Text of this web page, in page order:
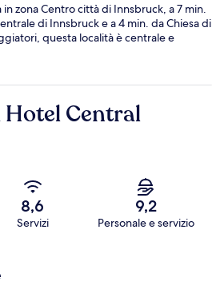
zona Centro città di Innsbruck, a 7 min.
di Innsbruck e a 4 min. da Chiesa di
questa località è centrale e
Hotel Central
8,6
Servizi
9,2
Personale e servizio